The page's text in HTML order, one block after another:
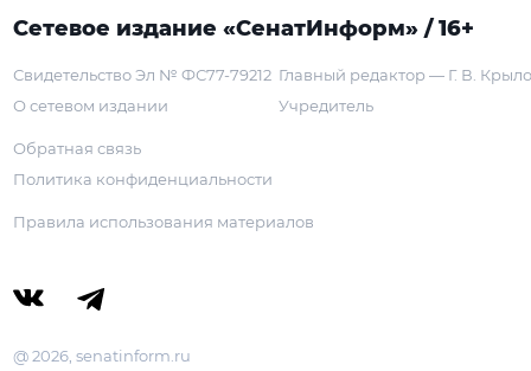
Сетевое издание «СенатИнформ» / 16+
Свидетельство Эл № ФС77-79212
О сетевом издании
Главный редактор — Г. В.
Учредитель
Обратная связь
Политика конфиденциальности
Правила использования материалов
@ 2026, senatinform.ru